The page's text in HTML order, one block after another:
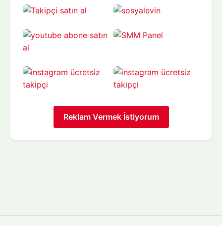
Reklam Vermek İstiyorum